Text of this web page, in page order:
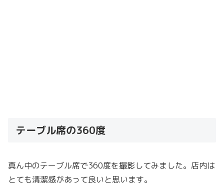
テーブル席の360度
真ん中のテーブル席で360度を撮影してみました。店内は
とても清潔感があって良いと思います。